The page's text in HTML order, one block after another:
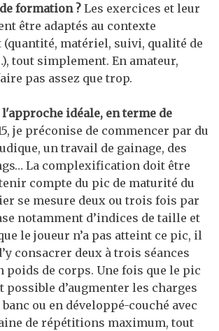
formation ? Les exercices et leur
être adaptés au contexte
(quantité, matériel, suivi, qualité de
tout simplement. En amateur,
pas assez que trop.
idéale, en terme de
je préconise de commencer par du
un travail de gainage, des
La complexification doit être
compte du pic de maturité du
se mesure deux ou trois fois par
notamment d’indices de taille et
le joueur n’a pas atteint ce pic, il
consacrer deux à trois séances
poids de corps. Une fois que le pic
possible d’augmenter les charges
ou en développé-couché avec
de répétitions maximum, tout